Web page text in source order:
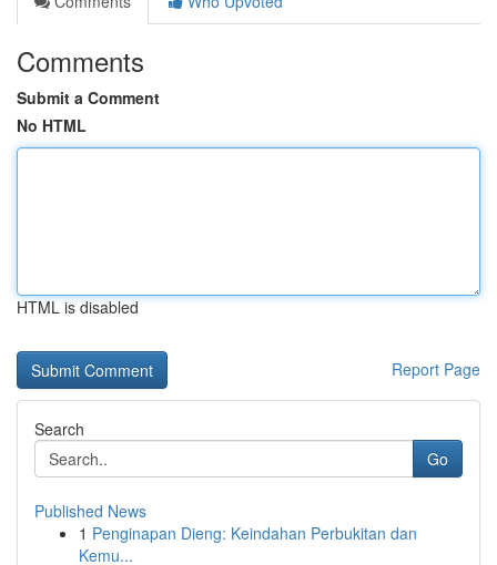
Comments
Submit a Comment
No HTML
HTML is disabled
Report Page
Search
Go
Published News
1 Penginapan Dieng: Keindahan Perbukitan dan
Kemu...